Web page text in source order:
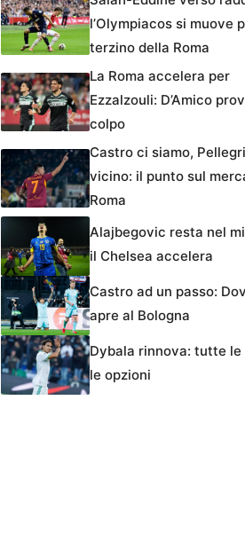
l’Olympiacos si muove
terzino della Roma
La Roma accelera per
Ezzalzouli: D’Amico
colpo
Castro ci siamo,
vicino: il punto sul
Roma
Alajbegovic resta nel
il Chelsea accelera
Castro ad un passo:
apre al Bologna
Dybala rinnova: tutte
le opzioni